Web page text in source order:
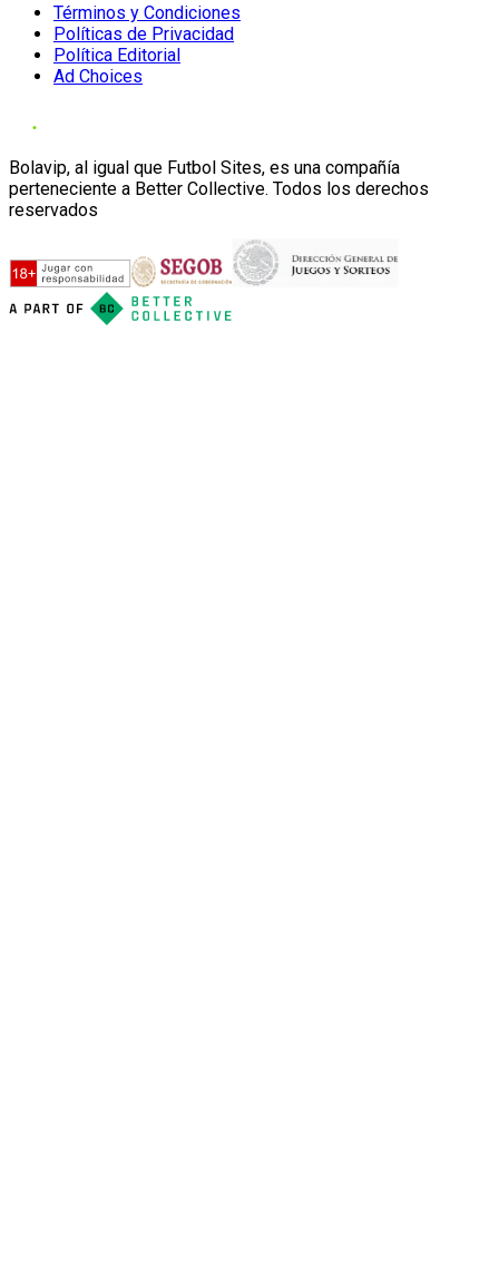
Términos y Condiciones
Políticas de Privacidad
Política Editorial
Ad Choices
Bolavip, al igual que Futbol Sites, es una compañía
perteneciente a Better Collective. Todos los derechos
reservados